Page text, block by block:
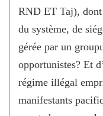
RND ET Taj), dont
du système, de
gérée par un
opportunistes? Et
régime illégal
manifestants